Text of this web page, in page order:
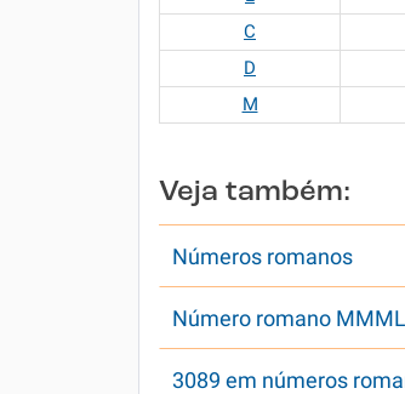
C
D
M
Veja também:
Números romanos
Número romano
3089 em números